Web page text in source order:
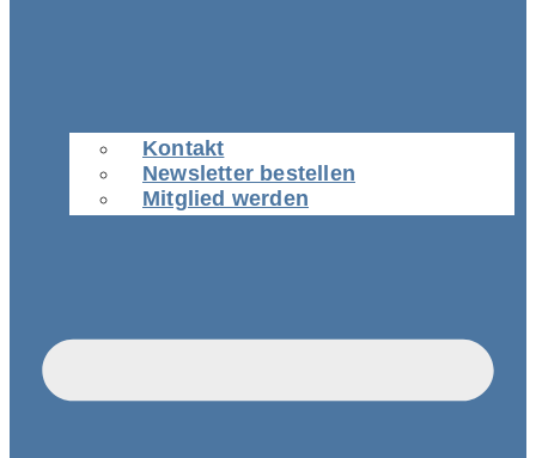
Kontakt
Newsletter bestellen
Mitglied werden